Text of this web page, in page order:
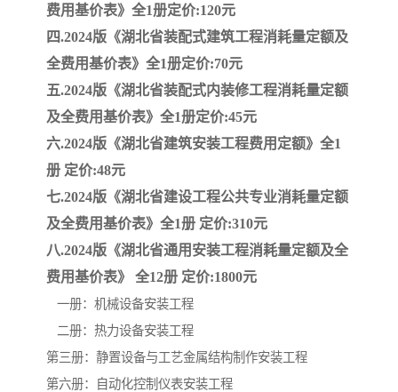
费用基价表》全1册定价:120元
四.2024版《湖北省装配式建筑工程消耗量定额及
全费用基价表》全1册定价:70元
五.2024版《湖北省装配式内装修工程消耗量定额
及全费用基价表》全1册定价:45元
六.2024版《湖北省建筑安装工程费用定额》全1
册 定价:48元
七.2024版《湖北省建设工程公共专业消耗量定额
及全费用基价表》全1册 定价:310元
八.2024版《湖北省通用安装工程消耗量定额及全
费用基价表》 全12册 定价:1800元
一册：机械设备安装工程
二册：热力设备安装工程
第三册：静置设备与工艺金属结构制作安装工程
第六册：自动化控制仪表安装工程
额
四川省清单定额 河南省建设工程预算定额
云南省建设工程预算定额 2020民法典
陕西省水利工程概预算定 宁夏建设工程计价定额
冶金工业建设工程概算定 河北省建设工程消耗量定
额
天津建设工程预算定额 20kv及以下配电网工程预
算定额
广东省水利水电概预算定 全国消耗量工程定额
四川省清单计价定额 北京市建设工程消耗量定